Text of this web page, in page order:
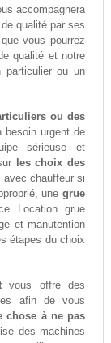
accompagnera
qualité par ses
vous pourrez
qualité et notre
particulier ou un
ou des
urgent de
sérieuse et
les choix des
avec chauffeur si
unegrue
Location grue
et manutention
étapes du choix
vous offre des
afin de vous
chose à ne pas
des machines